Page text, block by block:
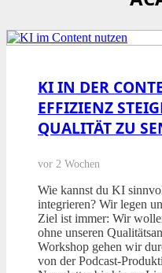
KI IN DER
EFFIZIENZ
QUALITÄT ZU
vor 2 Wochen
Wie kannst du KI
integrieren? Wir legen
Ziel ist immer: Wir
ohne unseren
Workshop gehen wir
von der Podcast-